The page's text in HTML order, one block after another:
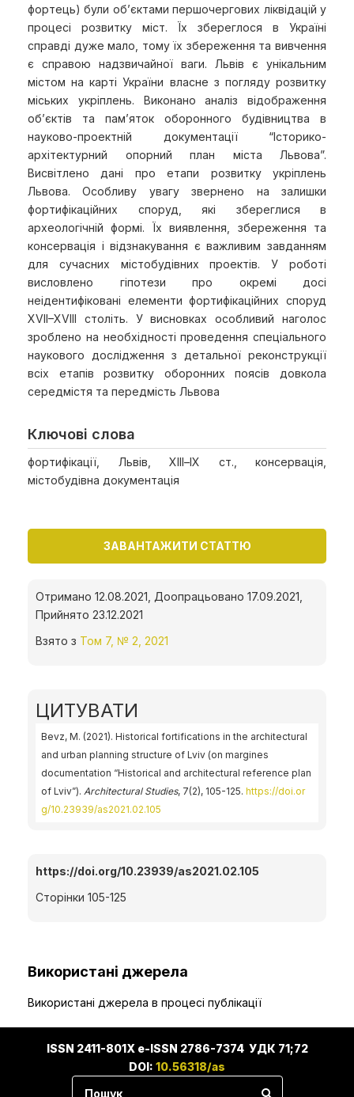
фортець) були об’єктами першочергових ліквідацій у
процесі розвитку міст. Їх збереглося в Україні
справді дуже мало, тому їх збереження та вивчення
є справою надзвичайної ваги. Львів є унікальним
містом на карті України власне з погляду розвитку
міських укріплень. Виконано аналіз відображення
об’єктів та пам’яток оборонного будівництва в
науково-проектній документації “Історико-
архітектурний опорний план міста Львова”.
Висвітлено дані про етапи розвитку укріплень
Львова. Особливу увагу звернено на залишки
фортифікаційних споруд, які збереглися в
археологічній формі. Їх виявлення, збереження та
консервація і відзнакування є важливим завданням
для сучасних містобудівних проектів. У роботі
висловлено гіпотези про окремі досі
неідентифіковані елементи фортифікаційних споруд
XVII–XVIII століть. У висновках особливий наголос
зроблено на необхідності проведення спеціального
наукового дослідження з детальної реконструкції
всіх етапів розвитку оборонних поясів довкола
середмістя та передмість Львова
Ключові слова
фортифікації, Львів, ХІІІ–ІХ ст., консервація,
містобудівна документація
ЗАВАНТАЖИТИ СТАТТЮ
Отримано 12.08.2021, Доопрацьовано 17.09.2021,
Прийнято 23.12.2021
Взято з Том 7, № 2, 2021
ЦИТУВАТИ
Bevz, M. (2021). Historical fortifications in the architectural
and urban planning structure of Lviv (on margines
documentation “Historical and architectural reference plan
of Lviv”). Architectural Studies, 7(2), 105-125. https://doi.or
g/10.23939/as2021.02.105
https://doi.org/10.23939/as2021.02.105
Сторінки 105-125
Використані джерела
Використані джерела в процесі публікації
ISSN 2411-801X e-ISSN 2786-7374 УДК 71;72
DOI: 10.56318/as